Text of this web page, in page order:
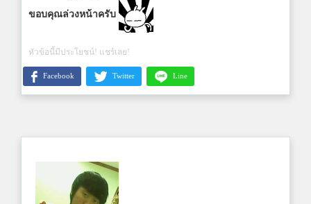
ขอบคุณล่วงหน้าครับ
หัวข้อนี้มีประโยชน์! แชร์เลย!
Facebook Twitter Line